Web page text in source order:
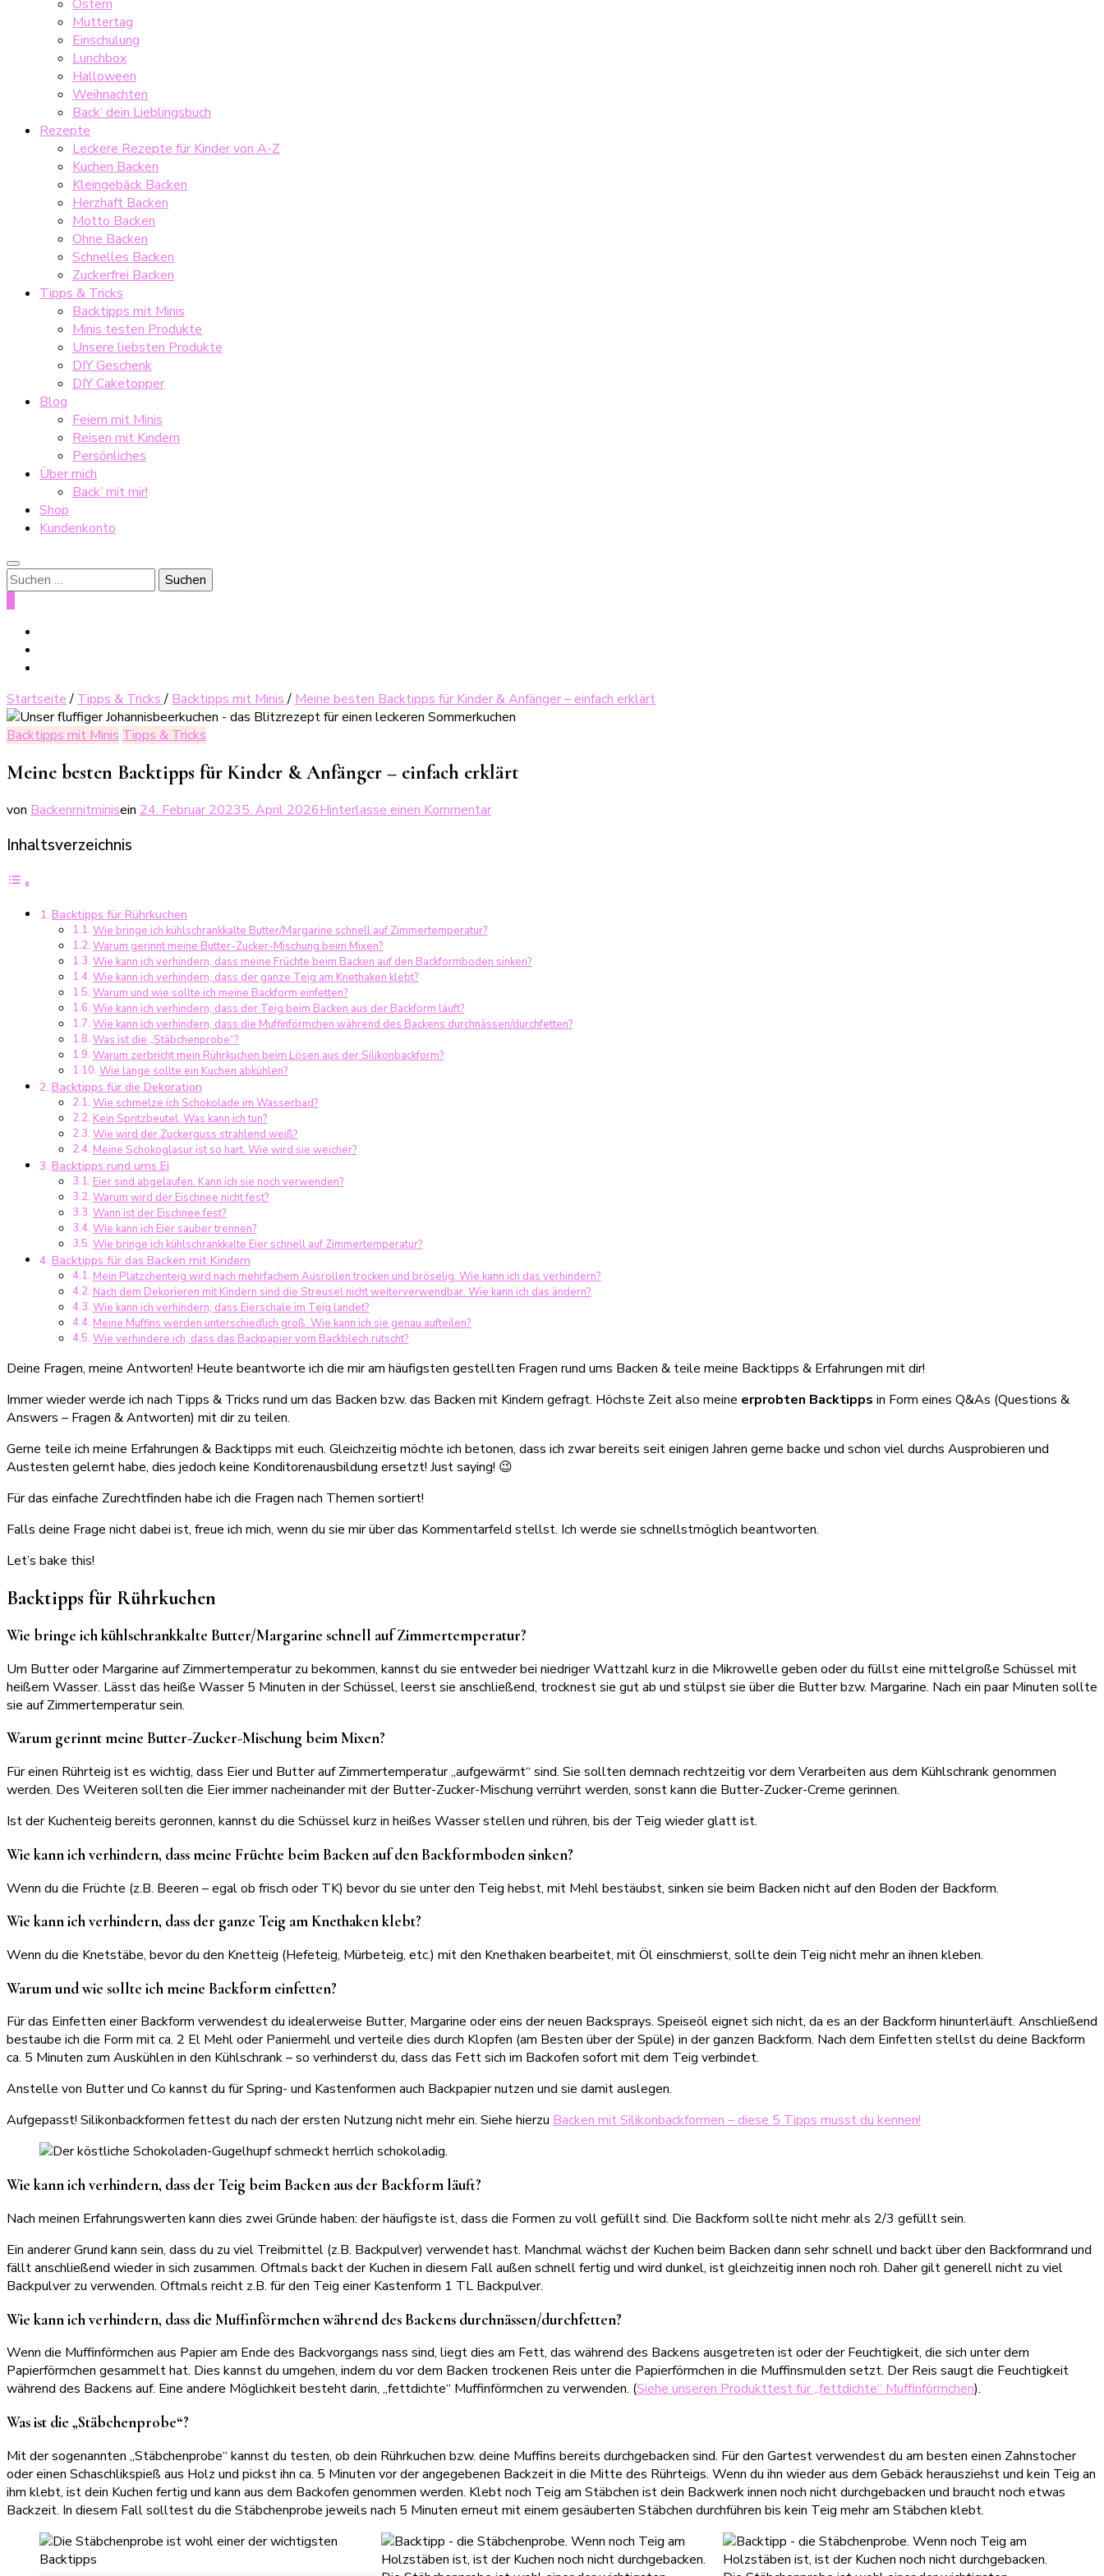
Ostern
Muttertag
Einschulung
Lunchbox
Halloween
Weihnachten
Back‘ dein Lieblingsbuch
Rezepte
Leckere Rezepte für Kinder von A-Z
Kuchen Backen
Kleingebäck Backen
Herzhaft Backen
Motto Backen
Ohne Backen
Schnelles Backen
Zuckerfrei Backen
Tipps & Tricks
Backtipps mit Minis
Minis testen Produkte
Unsere liebsten Produkte
DIY Geschenk
DIY Caketopper
Blog
Feiern mit Minis
Reisen mit Kindern
Persönliches
Über mich
Back’ mit mir!
Shop
Kundenkonto
Suche
nach:
Startseite / Tipps & Tricks/ Backtipps mit Minis/ Meine besten Backtipps für Kinder & Anfänger – einfach erklärt
Backtipps mit Minis Tipps & Tricks
Meine besten Backtipps für Kinder & Anfänger – einfach erklärt
von Backenmitminisein 24. Februar 20235. April 2026Hinterlasse einen Kommentarzu
einfach
Inhaltsverzeichnis
Backtipps für Rührkuchen
Wie bringe ich kühlschrankkalte Butter/Margarine schnell auf Zimmertemperatur?
Warum gerinnt meine Butter-Zucker-Mischung beim Mixen?
Wie kann ich verhindern, dass meine Früchte beim Backen auf den Backformboden sinken?
Wie kann ich verhindern, dass der ganze Teig am Knethaken klebt?
Warum und wie sollte ich meine Backform einfetten?
Wie kann ich verhindern, dass der Teig beim Backen aus der Backform läuft?
Wie kann ich verhindern, dass die Muffinförmchen während des Backens durchnässen/durchfetten?
Was ist die „Stäbchenprobe“?
Warum zerbricht mein Rührkuchen beim Lösen aus der Silikonbackform?
Wie lange sollte ein Kuchen abkühlen?
Backtipps für die Dekoration
Wie schmelze ich Schokolade im Wasserbad?
Kein Spritzbeutel. Was kann ich tun?
Wie wird der Zuckerguss strahlend weiß?
Meine Schokoglasur ist so hart. Wie wird sie weicher?
Backtipps rund ums Ei
Eier sind abgelaufen. Kann ich sie noch verwenden?
Warum wird der Eischnee nicht fest?
Wann ist der Eischnee fest?
Wie kann ich Eier sauber trennen?
Wie bringe ich kühlschrankkalte Eier schnell auf Zimmertemperatur?
Backtipps für das Backen mit Kindern
Mein Plätzchenteig wird nach mehrfachem Ausrollen trocken und bröselig. Wie kann ich das verhindern?
Nach dem Dekorieren mit Kindern sind die Streusel nicht weiterverwendbar. Wie kann ich das ändern?
Wie kann ich verhindern, dass Eierschale im Teig landet?
Meine Muffins werden unterschiedlich groß. Wie kann ich sie genau aufteilen?
Wie verhindere ich, dass das Backpapier vom Backblech rutscht?
Deine Fragen, meine Antworten! Heute beantworte ich die mir am häufigsten gestellten Fragen rund ums Backen & teile meine Backtipps & Erfahrungen mit dir!
Immer wieder werde ich nach Tipps & Tricks rund um das Backen bzw. das Backen mit Kindern gefragt. Höchste Zeit also meine erprobten Backtipps in Form eines Q&As (Questions &
Answers – Fragen & Antworten) mit dir zu teilen.
Gerne teile ich meine Erfahrungen & Backtipps mit euch. Gleichzeitig möchte ich betonen, dass ich zwar bereits seit einigen Jahren gerne backe und schon viel durchs Ausprobieren und
Austesten gelernt habe, dies jedoch keine Konditorenausbildung ersetzt! Just saying! 😉
Für das einfache Zurechtfinden habe ich die Fragen nach Themen sortiert!
Falls deine Frage nicht dabei ist, freue ich mich, wenn du sie mir über das Kommentarfeld stellst. Ich werde sie schnellstmöglich beantworten.
Let’s bake this!
Backtipps für Rührkuchen
Wie bringe ich kühlschrankkalte Butter/Margarine schnell auf Zimmertemperatur?
Um Butter oder Margarine auf Zimmertemperatur zu bekommen, kannst du sie entweder bei niedriger Wattzahl kurz in die Mikrowelle geben oder du füllst eine mittelgroße Schüssel mit
heißem Wasser. Lässt das heiße Wasser 5 Minuten in der Schüssel, leerst sie anschließend, trocknest sie gut ab und stülpst sie über die Butter bzw. Margarine. Nach ein paar Minuten sollte
sie auf Zimmertemperatur sein.
Warum gerinnt meine Butter-Zucker-Mischung beim Mixen?
Für einen Rührteig ist es wichtig, dass Eier und Butter auf Zimmertemperatur „aufgewärmt“ sind. Sie sollten demnach rechtzeitig vor dem Verarbeiten aus dem Kühlschrank genommen
werden. Des Weiteren sollten die Eier immer nacheinander mit der Butter-Zucker-Mischung verrührt werden, sonst kann die Butter-Zucker-Creme gerinnen.
Ist der Kuchenteig bereits geronnen, kannst du die Schüssel kurz in heißes Wasser stellen und rühren, bis der Teig wieder glatt ist.
Wie kann ich verhindern, dass meine Früchte beim Backen auf den Backformboden sinken?
Wenn du die Früchte (z.B. Beeren – egal ob frisch oder TK) bevor du sie unter den Teig hebst, mit Mehl bestäubst, sinken sie beim Backen nicht auf den Boden der Backform.
Wie kann ich verhindern, dass der ganze Teig am Knethaken klebt?
Wenn du die Knetstäbe, bevor du den Knetteig (Hefeteig, Mürbeteig, etc.) mit den Knethaken bearbeitet, mit Öl einschmierst, sollte dein Teig nicht mehr an ihnen kleben.
Warum und wie sollte ich meine Backform einfetten?
Für das Einfetten einer Backform verwendest du idealerweise Butter, Margarine oder eins der neuen Backsprays. Speiseöl eignet sich nicht, da es an der Backform hinunterläuft. Anschließend
bestaube ich die Form mit ca. 2 El Mehl oder Paniermehl und verteile dies durch Klopfen (am Besten über der Spüle) in der ganzen Backform. Nach dem Einfetten stellst du deine Backform
ca. 5 Minuten zum Auskühlen in den Kühlschrank – so verhinderst du, dass das Fett sich im Backofen sofort mit dem Teig verbindet.
Anstelle von Butter und Co kannst du für Spring- und Kastenformen auch Backpapier nutzen und sie damit auslegen.
Aufgepasst! Silikonbackformen fettest du nach der ersten Nutzung nicht mehr ein. Siehe hierzu Backen mit Silikonbackformen – diese 5 Tipps musst du kennen!
Wie kann ich verhindern, dass der Teig beim Backen aus der Backform läuft?
Nach meinen Erfahrungswerten kann dies zwei Gründe haben: der häufigste ist, dass die Formen zu voll gefüllt sind. Die Backform sollte nicht mehr als 2/3 gefüllt sein.
Ein anderer Grund kann sein, dass du zu viel Treibmittel (z.B. Backpulver) verwendet hast. Manchmal wächst der Kuchen beim Backen dann sehr schnell und backt über den Backformrand und
fällt anschließend wieder in sich zusammen. Oftmals backt der Kuchen in diesem Fall außen schnell fertig und wird dunkel, ist gleichzeitig innen noch roh. Daher gilt generell nicht zu viel
Backpulver zu verwenden. Oftmals reicht z.B. für den Teig einer Kastenform 1 TL Backpulver.
Wie kann ich verhindern, dass die Muffinförmchen während des Backens durchnässen/durchfetten?
Wenn die Muffinförmchen aus Papier am Ende des Backvorgangs nass sind, liegt dies am Fett, das während des Backens ausgetreten ist oder der Feuchtigkeit, die sich unter dem
Papierförmchen gesammelt hat. Dies kannst du umgehen, indem du vor dem Backen trockenen Reis unter die Papierförmchen in die Muffinsmulden setzt. Der Reis saugt die Feuchtigkeit
während des Backens auf. Eine andere Möglichkeit besteht darin, „fettdichte“ Muffinförmchen zu verwenden. (Siehe unseren Produkttest für „fettdichte“ Muffinförmchen).
Was ist die „Stäbchenprobe“?
Mit der sogenannten „Stäbchenprobe“ kannst du testen, ob dein Rührkuchen bzw. deine Muffins bereits durchgebacken sind. Für den Gartest verwendest du am besten einen Zahnstocher
oder einen Schaschlikspieß aus Holz und pickst ihn ca. 5 Minuten vor der angegebenen Backzeit in die Mitte des Rührteigs. Wenn du ihn wieder aus dem Gebäck herausziehst und kein Teig an
ihm klebt, ist dein Kuchen fertig und kann aus dem Backofen genommen werden. Klebt noch Teig am Stäbchen ist dein Backwerk innen noch nicht durchgebacken und braucht noch etwas
Backzeit. In diesem Fall solltest du die Stäbchenprobe jeweils nach 5 Minuten erneut mit einem gesäuberten Stäbchen durchführen bis kein Teig mehr am Stäbchen klebt.